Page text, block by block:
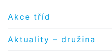
Akce tříd
Aktuality – družina